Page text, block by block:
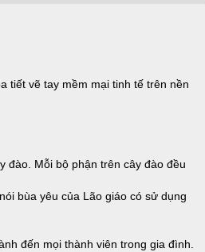
tiết vẽ tay mềm mại tinh tế trên nền
đào. Mỗi bộ phận trên cây đào đều
bùa yêu của Lão giáo có sử dụng
đến mọi thành viên trong gia đình.